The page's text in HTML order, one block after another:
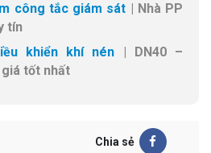
công tắc giám sát | Nhà PP
tín
khiển khí nén | DN40 –
giá tốt nhất
Chia sẻ